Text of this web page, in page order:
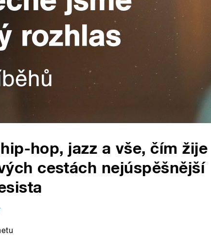
hip-hop, jazz a vše, čím žije
cestách nejúspěšnější